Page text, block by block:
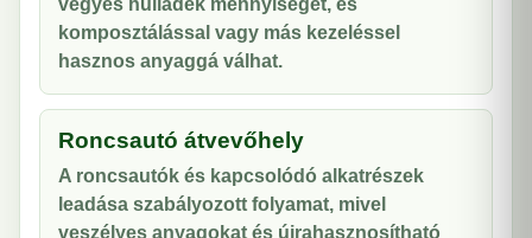
vegyes hulladék mennyiségét, és
komposztálással vagy más kezeléssel
hasznos anyaggá válhat.
Roncsautó átvevőhely
A roncsautók és kapcsolódó alkatrészek
leadása szabályozott folyamat, mivel
veszélyes anyagokat és újrahasznosítható